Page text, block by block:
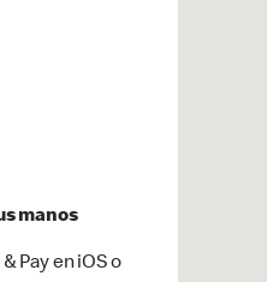
manos
Pay en iOS o